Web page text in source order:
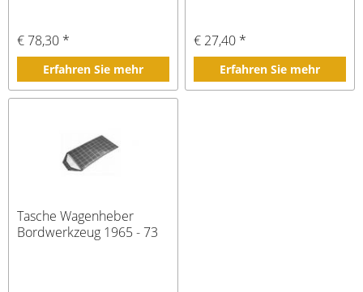
€ 78,30 *
Erfahren Sie mehr
€ 27,40 *
Erfahren Sie mehr
Tasche Wagenheber
Bordwerkzeug 1965 - 73